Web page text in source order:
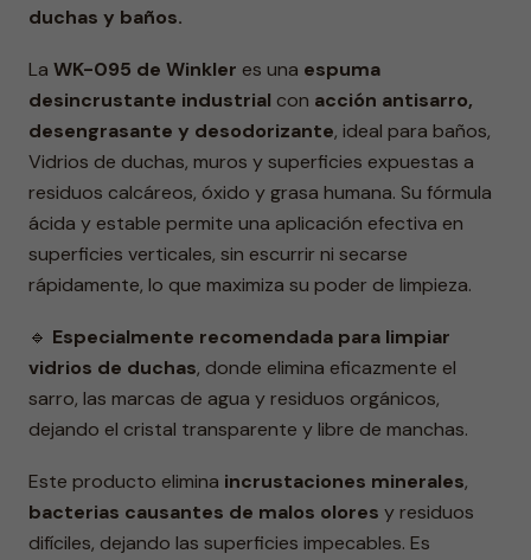
duchas y baños.
La WK-095 de Winkler es una espuma
desincrustante industrial con acción antisarro,
desengrasante y desodorizante, ideal para baños,
Vidrios de duchas, muros y superficies expuestas a
residuos calcáreos, óxido y grasa humana. Su fórmula
ácida y estable permite una aplicación efectiva en
superficies verticales, sin escurrir ni secarse
rápidamente, lo que maximiza su poder de limpieza.
🔹 Especialmente recomendada para limpiar
vidrios de duchas, donde elimina eficazmente el
sarro, las marcas de agua y residuos orgánicos,
dejando el cristal transparente y libre de manchas.
Este producto elimina incrustaciones minerales,
bacterias causantes de malos olores y residuos
difíciles, dejando las superficies impecables. Es